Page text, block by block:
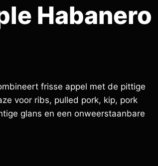
Habanero
frisse appel met de pittige
voor ribs, pulled pork, kip, pork
glans en een onweerstaanbare